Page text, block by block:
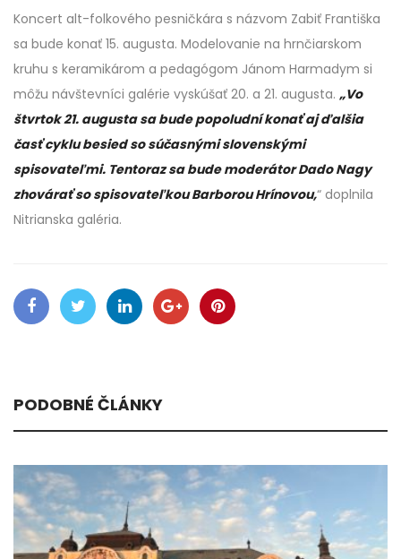
Koncert alt-folkového pesničkára s názvom Zabiť Františka
sa bude konať 15. augusta. Modelovanie na hrnčiarskom
kruhu s keramikárom a pedagógom Jánom Harmadym si
môžu návštevníci galérie vyskúšať 20. a 21. augusta. „Vo
štvrtok 21. augusta sa bude popoludní konať aj ďalšia
časť cyklu besied so súčasnými slovenskými
spisovateľmi. Tentoraz sa bude moderátor Dado Nagy
zhovárať so spisovateľkou Barborou Hrínovou,“ doplnila
Nitrianska galéria.
PODOBNÉ ČLÁNKY